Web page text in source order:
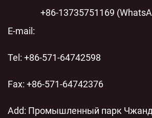
+86-13735751169
E-mail:
Tel: +86-571-64742598
Fax: +86-571-64742376
Add: Промышленный парк